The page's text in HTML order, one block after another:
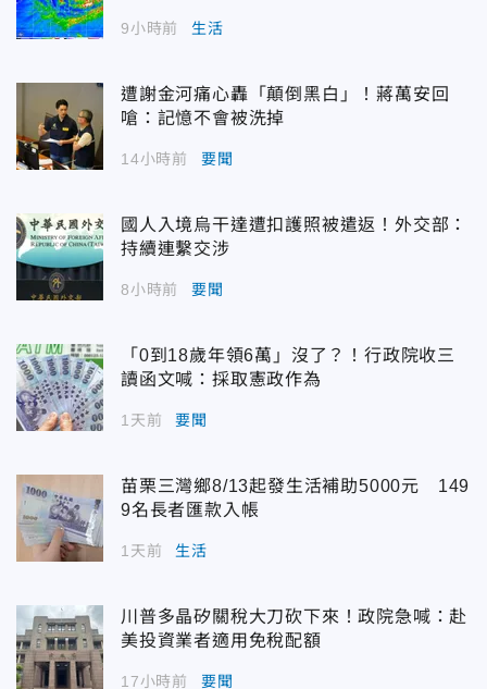
9小時前 生活
遭謝金河痛心轟「顛倒黑白」！蔣萬安回
嗆：記憶不會被洗掉
14小時前 要聞
國人入境烏干達遭扣護照被遣返！外交部：
持續連繫交涉
8小時前 要聞
「0到18歲年領6萬」沒了？！行政院收三
讀函文喊：採取憲政作為
1天前 要聞
苗栗三灣鄉8/13起發生活補助5000元 149
9名長者匯款入帳
1天前 生活
川普多晶矽關稅大刀砍下來！政院急喊：赴
美投資業者適用免稅配額
17小時前 要聞